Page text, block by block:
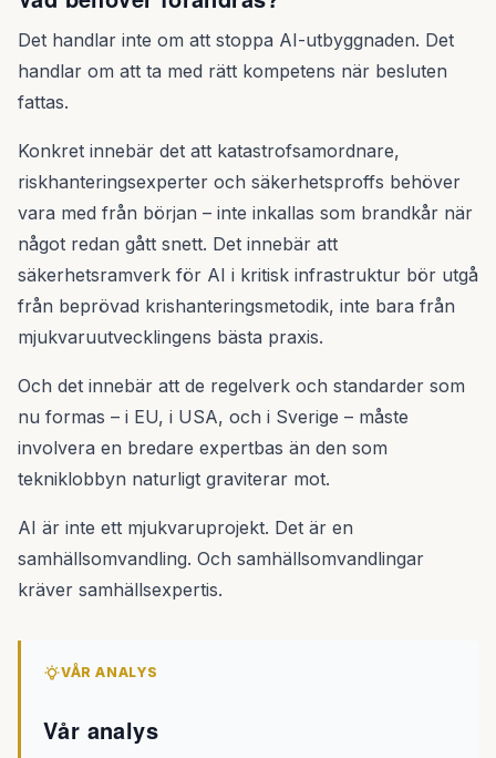
Det handlar inte om att stoppa AI-utbyggnaden. Det
handlar om att ta med rätt kompetens när besluten
fattas.
Konkret innebär det att katastrofsamordnare,
riskhanteringsexperter och säkerhetsproffs behöver
vara med från början – inte inkallas som brandkår när
något redan gått snett. Det innebär att
säkerhetsramverk för AI i kritisk infrastruktur bör utgå
från beprövad krishanteringsmetodik, inte bara från
mjukvaruutvecklingens bästa praxis.
Och det innebär att de regelverk och standarder som
nu formas – i EU, i USA, och i Sverige – måste
involvera en bredare expertbas än den som
tekniklobbyn naturligt graviterar mot.
AI är inte ett mjukvaruprojekt. Det är en
samhällsomvandling. Och samhällsomvandlingar
kräver samhällsexpertis.
VÅR ANALYS
Vår analys